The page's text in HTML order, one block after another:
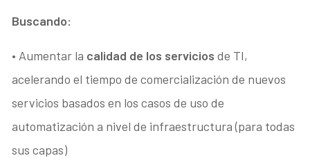
Buscando:
• Aumentar la calidad de los servicios de TI,
acelerando el tiempo de comercialización de nuevos
servicios basados en los casos de uso de
automatización a nivel de infraestructura (para todas
sus capas)